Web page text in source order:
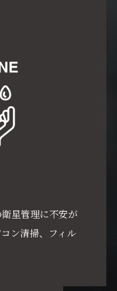
星管理に不安が
ン清掃、フィル